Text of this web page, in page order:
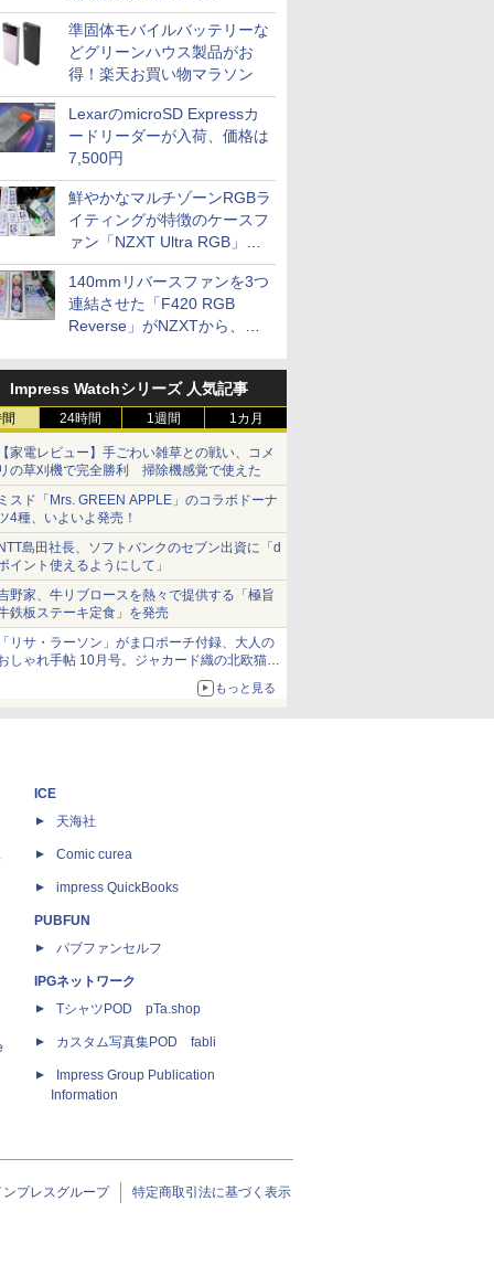
準固体モバイルバッテリーな
どグリーンハウス製品がお
得！楽天お買い物マラソン
LexarのmicroSD Expressカ
ードリーダーが入荷、価格は
7,500円
鮮やかなマルチゾーンRGBラ
イティングが特徴のケースフ
ァン「NZXT Ultra RGB」が
発売、計8製品
140mmリバースファンを3つ
連結させた「F420 RGB
Reverse」がNZXTから、単
Impress Watchシリーズ 人気記事
24時間 1週間 1カ月
家電レビュー】手ごわい雑草との戦い、コメ
の草刈機で完全勝利 掃除機感覚で使えた
スド「Mrs. GREEN APPLE」のコラボドーナ
4種、いよいよ発売！
島田社長、ソフトバンクのセブン出資に「d
イント使えるようにして」
野家、牛リブロースを熱々で提供する「極旨
鉄板ステーキ定食」を発売
リサ・ラーソン」がま口ポーチ付録、大人の
しゃれ手帖 10月号。ジャカード織の北欧猫デ
もっと見る
ICE
天海社
Comic curea
impress QuickBooks
PUBFUN
パブファンセルフ
IPGネットワーク
TシャツPOD pTa.shop
カスタム写真集POD fabli
Impress Group Publication
Information
ンプレスグループ 特定商取引法に基づく表示